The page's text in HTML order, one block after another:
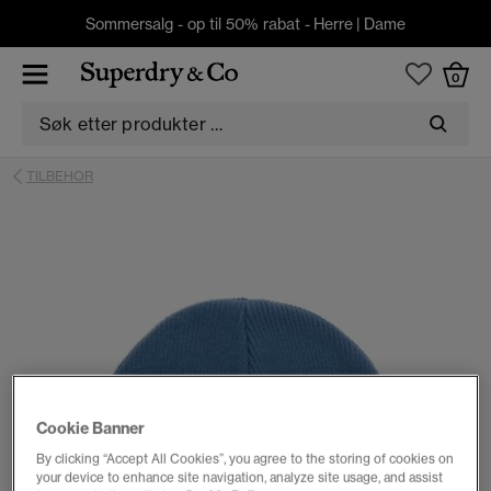
Sommersalg - op til 50% rabat - Herre | Dame
0
TILBEHOR
Cookie Banner
By clicking “Accept All Cookies”, you agree to the storing of cookies on
your device to enhance site navigation, analyze site usage, and assist